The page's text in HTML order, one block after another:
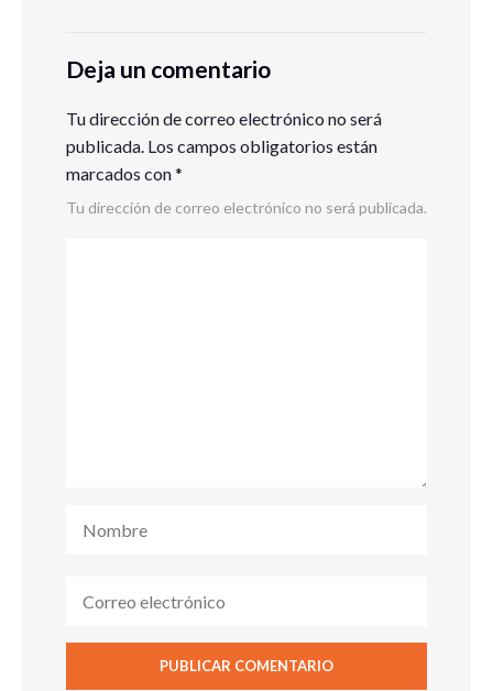
Deja un comentario
Tu dirección de correo electrónico no será
publicada. Los campos obligatorios están
marcados con*
Tu dirección de correo electrónico no será publicada.